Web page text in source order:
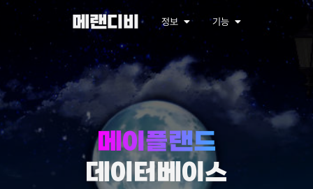
메랜디비 정보 기능
메이플랜드
데이터베이스